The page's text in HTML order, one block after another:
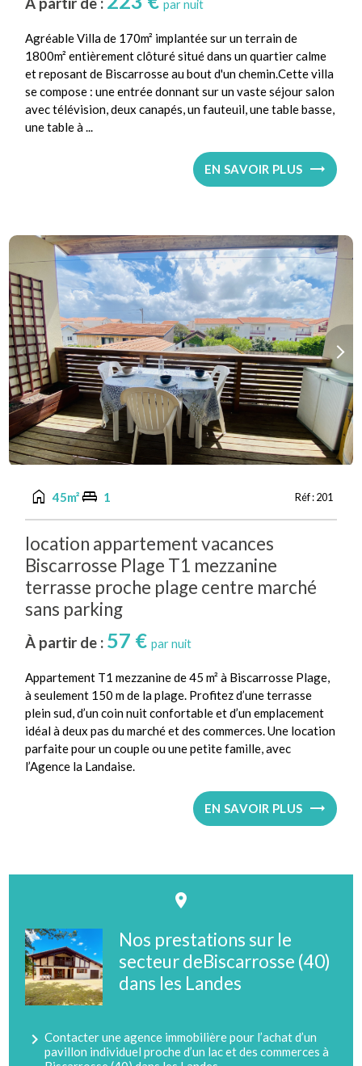
par nuit
Agréable Villa de 170m² implantée sur un terrain de
1800m² entièrement clôturé situé dans un quartier calme
et reposant de Biscarrosse au bout d'un chemin.Cette villa
se compose : une entrée donnant sur un vaste séjour salon
avec télévision, deux canapés, un fauteuil, une table basse,
une table à ...
EN SAVOIR PLUS
Previous Next
home 45m²king_bed 1 Réf :201
location appartement vacances
Biscarrosse Plage T1 mezzanine
terrasse proche plage centre marché
sans parking
À partir de : 57 €par nuit
Appartement T1 mezzanine de 45 m² à Biscarrosse Plage,
à seulement 150 m de la plage. Profitez d’une terrasse
plein sud, d’un coin nuit confortable et d’un emplacement
idéal à deux pas du marché et des commerces. Une location
parfaite pour un couple ou une petite famille, avec
l’Agence la Landaise.
EN SAVOIR PLUS
place
Nos prestations sur le
secteur deBiscarrosse (40)
dans les Landes
navigate_nextContacter une agence immobilière pour l’achat d’un
pavillon individuel proche d’un lac et des commerces à